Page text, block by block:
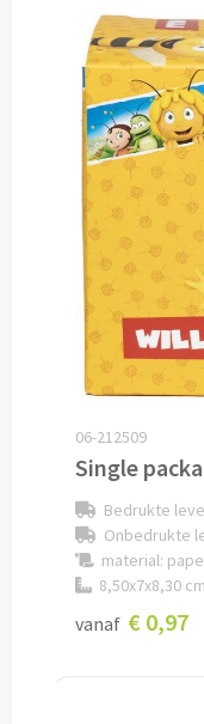
Cocktailsets
Heupflesjes
Proteine shakers
IJsblokjes bedrukken
Rietjes bedrukken
Alle drinkwaren
Custom made
Custom made IZY
Lunch
Lunchboxen
06-212509
Single
Bedrukte
Onbedrukte
material:
8,50x7x8,30 cm
vanaf € 0,97